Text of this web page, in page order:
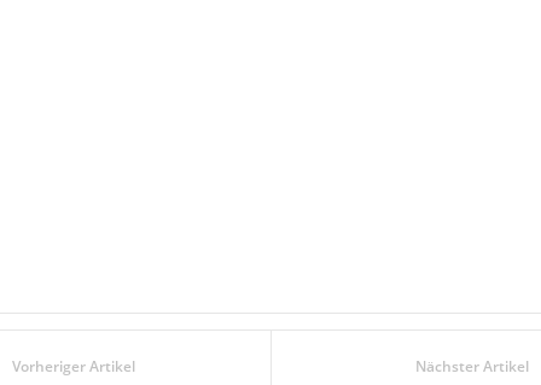
Vorheriger Artikel Nächster Artikel